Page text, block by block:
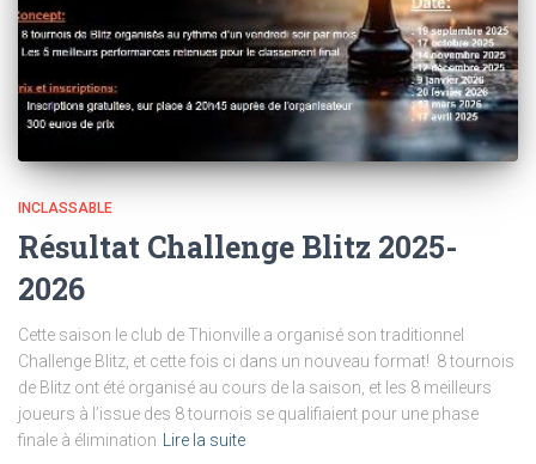
INCLASSABLE
Résultat Challenge Blitz 2025-
2026
Cette saison le club de Thionville a organisé son traditionnel
Challenge Blitz, et cette fois ci dans un nouveau format! 8 tournois
de Blitz ont été organisé au cours de la saison, et les 8 meilleurs
joueurs à l’issue des 8 tournois se qualifiaient pour une phase
finale à élimination Lire la suite